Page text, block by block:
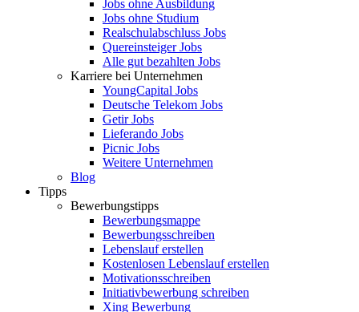
Jobs ohne Ausbildung
Jobs ohne Studium
Realschulabschluss Jobs
Quereinsteiger Jobs
Alle gut bezahlten Jobs
Karriere bei Unternehmen
YoungCapital Jobs
Deutsche Telekom Jobs
Getir Jobs
Lieferando Jobs
Picnic Jobs
Weitere Unternehmen
Blog
Tipps
Bewerbungstipps
Bewerbungsmappe
Bewerbungsschreiben
Lebenslauf erstellen
Kostenlosen Lebenslauf erstellen
Motivationsschreiben
Initiativbewerbung schreiben
Xing Bewerbung